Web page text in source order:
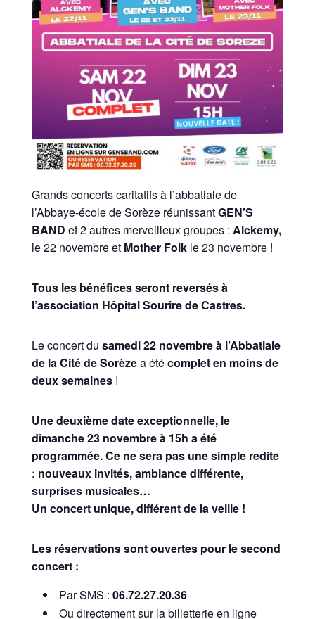
Grands concerts caritatifs à l’abbatiale de
l’Abbaye-école de Sorèze réunissantGEN’S
BAND et 2 autres merveilleux groupes : Alckemy,
le 22 novembre et Mother Folk le 23 novembre !
Tous les bénéfices seront reversés à
l’association Hôpital Sourire de Castres.
Le concert du samedi 22 novembre à l’Abbatiale
de la Cité de Sorèzea étécomplet en moins de
deux semaines!
Une deuxième date exceptionnelle, le
dimanche 23 novembre à 15h a été
programmée. Ce ne sera pas une simple redite
: nouveaux invités, ambiance différente,
surprises musicales…
Un concert unique, différent de la veille !
Les réservations sont ouvertes pour le second
concert :
Par SMS : 06.72.27.20.36
Ou directement sur la billetterie en ligne